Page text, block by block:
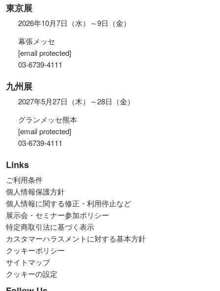
東京展
2026年10月7日（水）～9日（金）
幕張メッセ
[email protected]
03-6739-4111
九州展
2027年5月27日（木）～28日（金）
グランメッセ熊本
[email protected]
03-6739-4111
Links
ご利用条件
個人情報保護方針
個人情報に関する修正・利用停止など
展示会・セミナー参加ポリシー
特定商取引法に基づく表示
カスタマーハラスメントに対する基本方針
クッキーポリシー
サイトマップ
クッキーの設定